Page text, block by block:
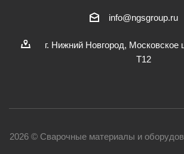
info@ngsgroup.ru
г. Нижний Новгород, Московское
Т12
2026 © Сварочные материалы и